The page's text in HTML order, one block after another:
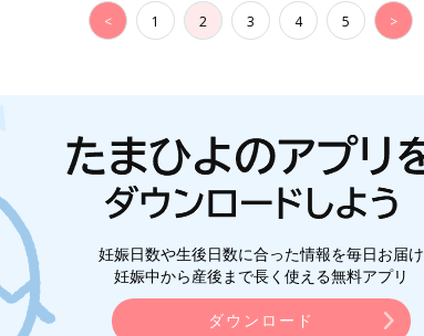
< 1 2 3 4 5 >
妊娠日数や生後日数に合った情報を毎日お届け
妊娠中から産後まで長く使える無料アプリ
ダウンロード